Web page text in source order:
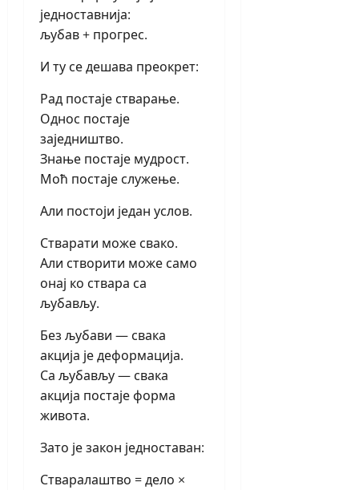
једноставнија:
љубав + прогрес.
И ту се дешава преокрет:
Рад постаје стварање.
Однос постаје
заједништво.
Знање постаје мудрост.
Моћ постаје служење.
Али постоји један услов.
Стварати може свако.
Али створити може само
онај ко ствара са
љубављу.
Без љубави — свака
акција је деформација.
Са љубављу — свака
акција постаје форма
живота.
Зато је закон једноставан:
Стваралаштво = дело ×